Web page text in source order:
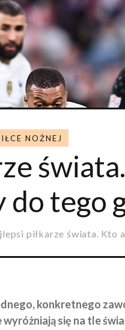
NOŻNEJ
tego
piłkarze świata. Kto
konkretnego
się na tle